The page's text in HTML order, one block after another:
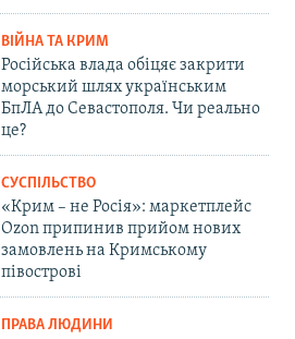
ВІЙНА ТА КРИМ
Російська влада обіцяє закрити
морський шлях українським
БпЛА до Севастополя. Чи реально
це?
СУСПІЛЬСТВО
«Крим – не Росія»: маркетплейс
Ozon припинив прийом нових
замовлень на Кримському
півострові
ПРАВА ЛЮДИНИ